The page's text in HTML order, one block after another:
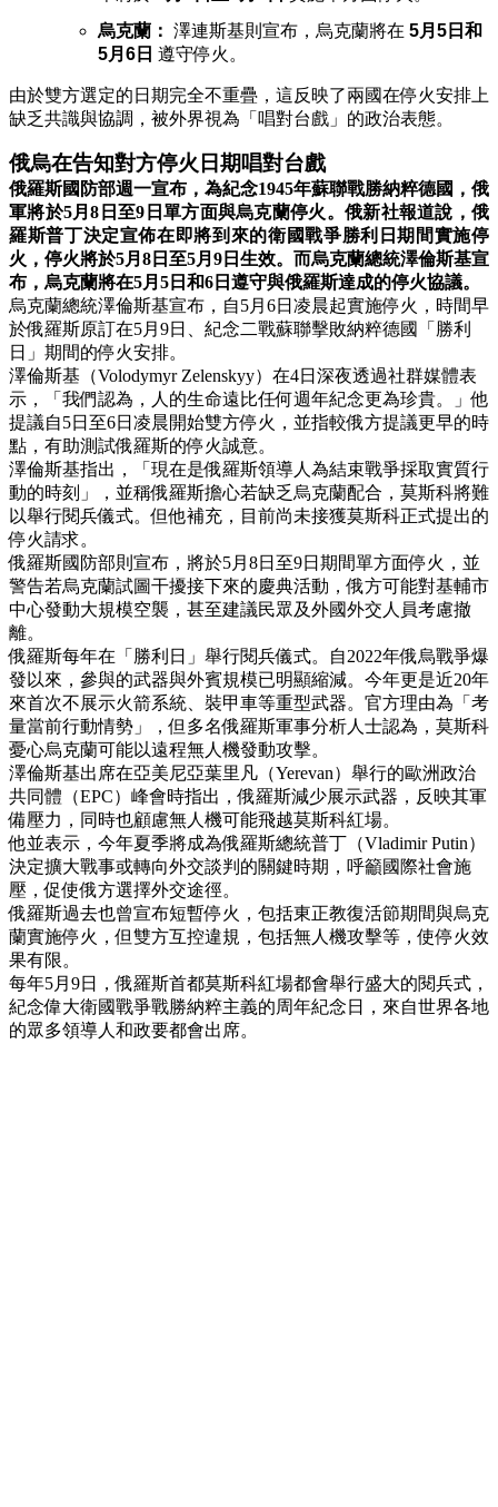
烏克蘭： 澤連斯基則宣布，烏克蘭將在 5月5日和
5月6日 遵守停火。
由於雙方選定的日期完全不重疊，這反映了兩國在停火安排上
缺乏共識與協調，被外界視為「唱對台戲」的政治表態。
俄烏在告知對方停火日期唱對台戲
俄羅斯國防部週一宣布，為紀念1945年蘇聯戰勝納粹德國，俄
軍將於5月8日至9日單方面與烏克蘭停火。俄新社報道說，俄
羅斯普丁決定宣佈在即將到來的衛國戰爭勝利日期間實施停
火，停火將於5月8日至5月9日生效。而烏克蘭總統澤倫斯基宣
布，烏克蘭將在5月5日和6日遵守與俄羅斯達成的停火協議。
烏克蘭總統澤倫斯基宣布，自5月6日凌晨起實施停火，時間早
於俄羅斯原訂在5月9日、紀念二戰蘇聯擊敗納粹德國「勝利
日」期間的停火安排。
澤倫斯基（Volodymyr Zelenskyy）在4日深夜透過社群媒體表
示，「我們認為，人的生命遠比任何週年紀念更為珍貴。」他
提議自5日至6日凌晨開始雙方停火，並指較俄方提議更早的時
點，有助測試俄羅斯的停火誠意。
澤倫斯基指出，「現在是俄羅斯領導人為結束戰爭採取實質行
動的時刻」，並稱俄羅斯擔心若缺乏烏克蘭配合，莫斯科將難
以舉行閱兵儀式。但他補充，目前尚未接獲莫斯科正式提出的
停火請求。
俄羅斯國防部則宣布，將於5月8日至9日期間單方面停火，並
警告若烏克蘭試圖干擾接下來的慶典活動，俄方可能對基輔市
中心發動大規模空襲，甚至建議民眾及外國外交人員考慮撤
離。
俄羅斯每年在「勝利日」舉行閱兵儀式。自2022年俄烏戰爭爆
發以來，參與的武器與外賓規模已明顯縮減。今年更是近20年
來首次不展示火箭系統、裝甲車等重型武器。官方理由為「考
量當前行動情勢」，但多名俄羅斯軍事分析人士認為，莫斯科
憂心烏克蘭可能以遠程無人機發動攻擊。
澤倫斯基出席在亞美尼亞葉里凡（Yerevan）舉行的歐洲政治
共同體（EPC）峰會時指出，俄羅斯減少展示武器，反映其軍
備壓力，同時也顧慮無人機可能飛越莫斯科紅場。
他並表示，今年夏季將成為俄羅斯總統普丁（Vladimir Putin）
決定擴大戰事或轉向外交談判的關鍵時期，呼籲國際社會施
壓，促使俄方選擇外交途徑。
俄羅斯過去也曾宣布短暫停火，包括東正教復活節期間與烏克
蘭實施停火，但雙方互控違規，包括無人機攻擊等，使停火效
果有限。
每年5月9日，俄羅斯首都莫斯科紅場都會舉行盛大的閱兵式，
紀念偉大衛國戰爭戰勝納粹主義的周年紀念日，來自世界各地
的眾多領導人和政要都會出席。